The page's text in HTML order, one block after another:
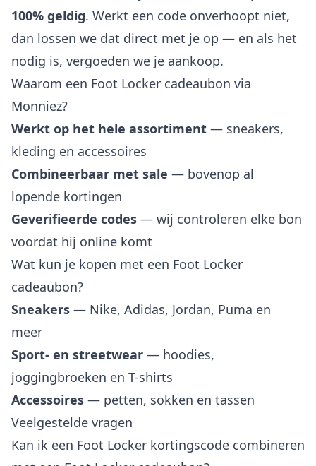
100% geldig. Werkt een code onverhoopt niet,
dan lossen we dat direct met je op — en als het
nodig is, vergoeden we je aankoop.
Waarom een Foot Locker cadeaubon via
Monniez?
Werkt op het hele assortiment — sneakers,
kleding en accessoires
Combineerbaar met sale — bovenop al
lopende kortingen
Geverifieerde codes — wij controleren elke bon
voordat hij online komt
Wat kun je kopen met een Foot Locker
cadeaubon?
Sneakers — Nike, Adidas, Jordan, Puma en
meer
Sport- en streetwear — hoodies,
joggingbroeken en T-shirts
Accessoires — petten, sokken en tassen
Veelgestelde vragen
Kan ik een Foot Locker kortingscode combineren